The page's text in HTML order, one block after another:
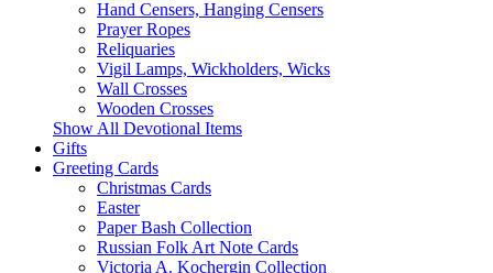
Hand Censers, Hanging Censers
Prayer Ropes
Reliquaries
Vigil Lamps, Wickholders, Wicks
Wall Crosses
Wooden Crosses
Show All Devotional Items
Gifts
Greeting Cards
Christmas Cards
Easter
Paper Bash Collection
Russian Folk Art Note Cards
Victoria A. Kochergin Collection